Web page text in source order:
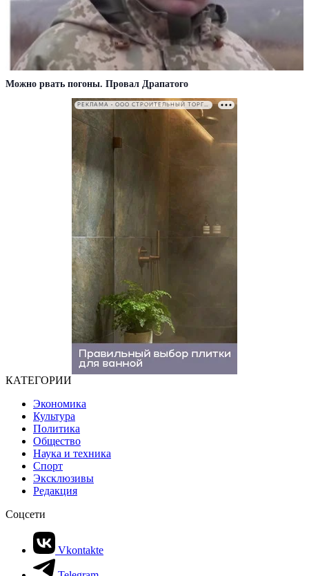
Можно рвать погоны. Провал Драпатого
РЕКЛАМА • ООО СТРОИТЕЛЬНЫЙ ТОРГОВЫЙ ДОМ «ПЕТРОВИЧ». ИНН: 7802348846
КАТЕГОРИИ
Экономика
Культура
Политика
Общество
Наука и техника
Спорт
Эксклюзивы
Редакция
Соцсети
Vkontakte